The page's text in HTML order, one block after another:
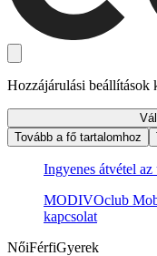
Hozzájárulási beállítások
Tovább a fő tartalomhoz
Ingyenes átvétel az
MODIVOclub
kapcsolat
NőiFérfiGyerek